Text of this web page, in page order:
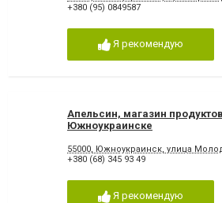
+380 (95) 0849587
Я рекомендую
Апельсин, магазин
Южноукраинске
55000, Южноукраинск, улица
+380 (68) 345 93 49
Я рекомендую